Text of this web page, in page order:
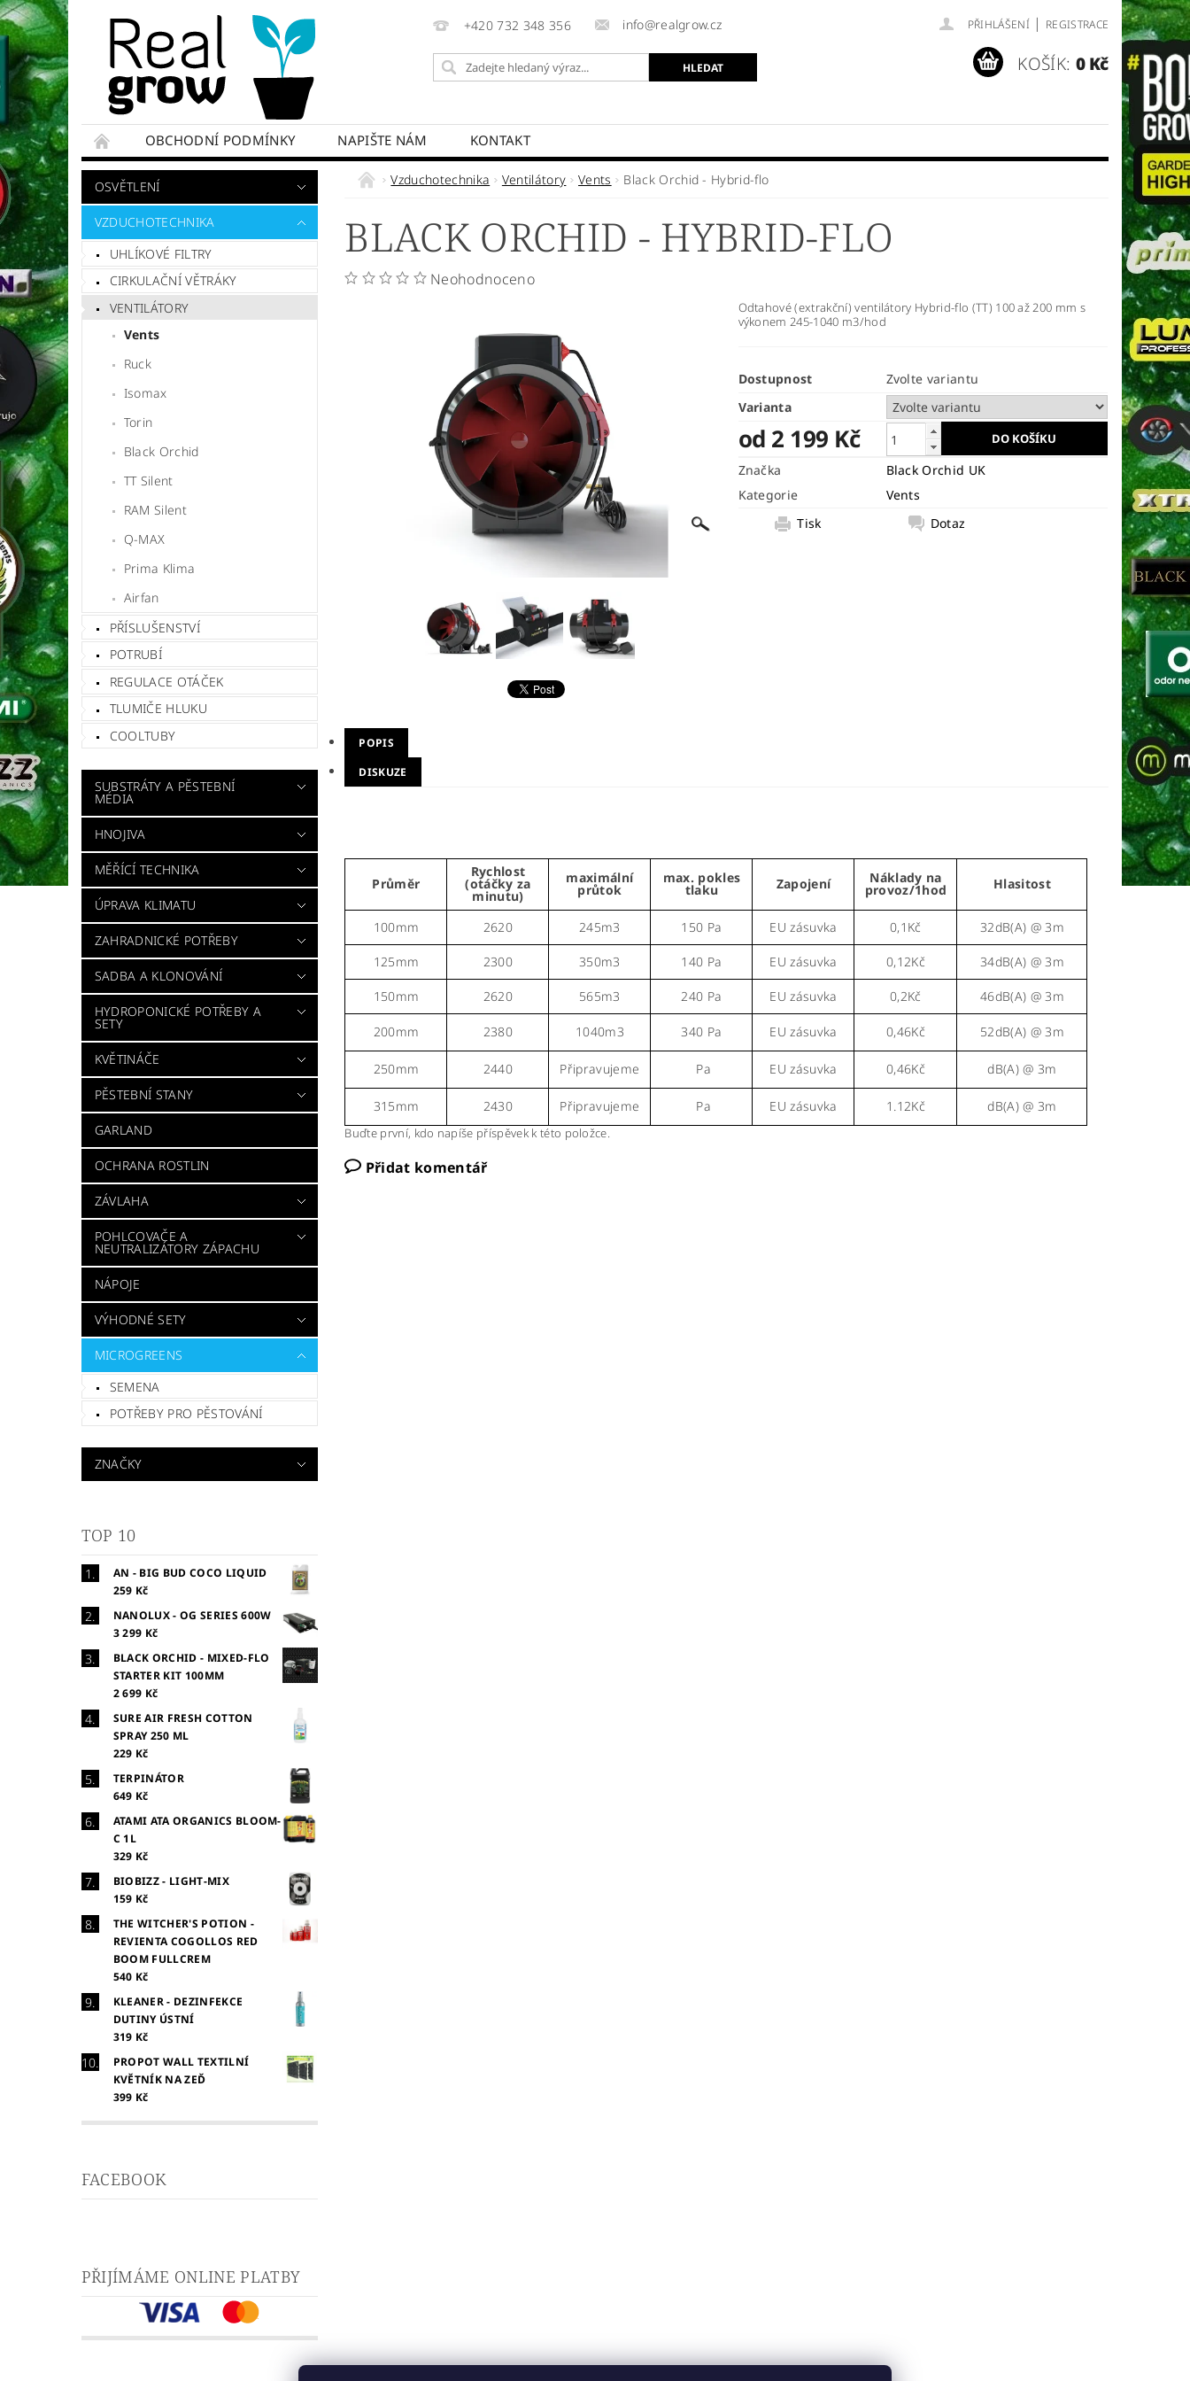
+420 732 348 356 info@realgrow.cz PŘIHLÁŠENÍ | REGISTRACE
KOŠÍK: 0 Kč
OBCHODNÍ PODMÍNKY NAPIŠTE NÁM KONTAKT
OSVĚTLENÍ
VZDUCHOTECHNIKA
UHLÍKOVÉ FILTRY
CIRKULAČNÍ VĚTRÁKY
VENTILÁTORY
Vents
Ruck
Isomax
Torin
Black Orchid
TT Silent
RAM Silent
Q-MAX
Prima Klima
Airfan
PŘÍSLUŠENSTVÍ
POTRUBÍ
REGULACE OTÁČEK
TLUMIČE HLUKU
COOLTUBY
SUBSTRÁTY A PĚSTEBNÍ
MÉDIA
HNOJIVA
MĚŘÍCÍ TECHNIKA
ÚPRAVA KLIMATU
ZAHRADNICKÉ POTŘEBY
SADBA A KLONOVÁNÍ
HYDROPONICKÉ POTŘEBY A
SETY
KVĚTINÁČE
PĚSTEBNÍ STANY
GARLAND
OCHRANA ROSTLIN
ZÁVLAHA
POHLCOVAČE A
NEUTRALIZÁTORY ZÁPACHU
NÁPOJE
VÝHODNÉ SETY
MICROGREENS
SEMENA
POTŘEBY PRO PĚSTOVÁNÍ
ZNAČKY
TOP 10
AN - BIG BUD COCO LIQUID
259 Kč
NANOLUX - OG SERIES 600W
3 299 Kč
BLACK ORCHID - MIXED-FLO
STARTER KIT 100MM
2 699 Kč
SURE AIR FRESH COTTON
SPRAY 250 ML
229 Kč
TERPINÁTOR
649 Kč
ATAMI ATA ORGANICS BLOOM-
C 1L
329 Kč
BIOBIZZ - LIGHT-MIX
159 Kč
THE WITCHER'S POTION -
REVIENTA COGOLLOS RED
BOOM FULLCREM
540 Kč
KLEANER - DEZINFEKCE
DUTINY ÚSTNÍ
319 Kč
PROPOT WALL TEXTILNÍ
KVĚTNÍK NA ZEĎ
399 Kč
FACEBOOK
PŘIJÍMÁME ONLINE PLATBY
Vzduchotechnika Ventilátory Vents Black Orchid - Hybrid-flo
BLACK ORCHID - HYBRID-FLO
Neohodnoceno
Odtahové (extrakční) ventilátory Hybrid-flo (TT) 100 až 200 mm s
výkonem 245-1040 m3/hod
Dostupnost
Zvolte variantu
Varianta
od 2 199 Kč
Značka
Black Orchid UK
Kategorie
Vents
Tisk
Dotaz
POPIS
DISKUZE
Průměr
Rychlost
(otáčky za
minutu)
maximální
průtok
max. pokles
tlaku Zapojení Náklady na
provoz/1hod Hlasitost
100mm 2620 245m3 150 Pa EU zásuvka 0,1Kč 32dB(A) @ 3m
125mm 2300 350m3 140 Pa EU zásuvka 0,12Kč 34dB(A) @ 3m
150mm 2620 565m3 240 Pa EU zásuvka 0,2Kč 46dB(A) @ 3m
200mm 2380 1040m3 340 Pa EU zásuvka 0,46Kč 52dB(A) @ 3m
250mm 2440 Připravujeme Pa EU zásuvka 0,46Kč dB(A) @ 3m
315mm 2430 Připravujeme Pa EU zásuvka 1.12Kč dB(A) @ 3m
Buďte první, kdo napíše příspěvek k této položce.
Přidat komentář